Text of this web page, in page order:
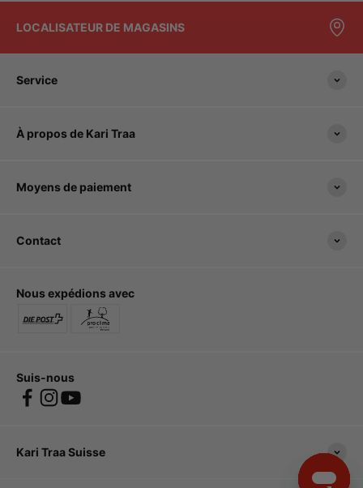
LOCALISATEUR DE MAGASINS
Service
À propos de Kari Traa
Contact
Kari Traa Suisse
Suis-nous
Nous expédions avec
Moyens de paiement